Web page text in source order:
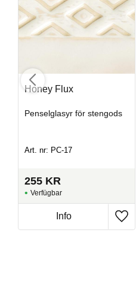
Opal Lustre
Honey Flux
Penselglasyr för stengods
Art. nr: PC-17
255 KR